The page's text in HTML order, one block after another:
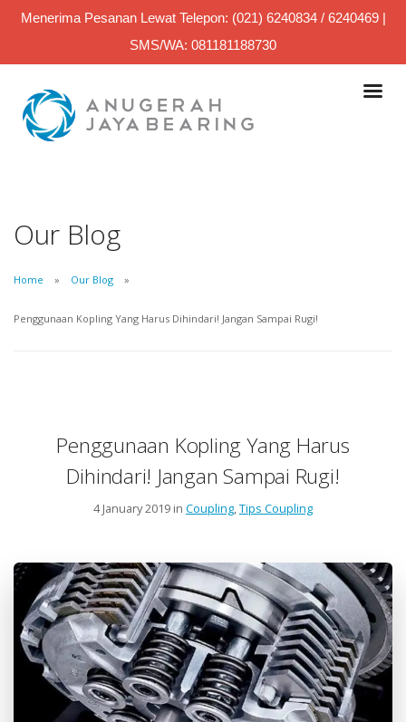
Menerima Pesanan Lewat Telepon: (021) 6240834 / 6240469 |
SMS/WA: 081181188730
Our Blog
Home Our Blog
Penggunaan Kopling Yang Harus Dihindari! Jangan Sampai Rugi!
Penggunaan Kopling Yang Harus
Dihindari! Jangan Sampai Rugi!
4 January 2019 in Coupling,Tips Coupling